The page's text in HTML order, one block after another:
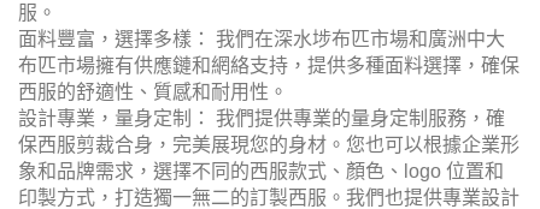
服。
面料豐富，選擇多樣： 我們在深水埗布匹市場和廣洲中大
布匹市場擁有供應鏈和網絡支持，提供多種面料選擇，確保
西服的舒適性、質感和耐用性。
設計專業，量身定制： 我們提供專業的量身定制服務，確
保西服剪裁合身，完美展現您的身材。您也可以根據企業形
象和品牌需求，選擇不同的西服款式、顏色、logo 位置和
印製方式，打造獨一無二的訂製西服。我們也提供專業設計